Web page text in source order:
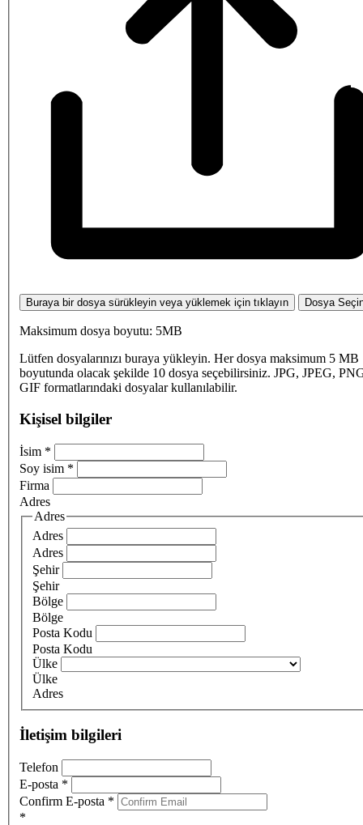
Buraya bir dosya sürükleyin veya yüklemek için tıklayın Dosya
Maksimum dosya boyutu: 5MB
Lütfen dosyalarınızı buraya yükleyin. Her dosya maksimum 5 MB
boyutunda olacak şekilde 10 dosya seçebilirsiniz. JPG, JPEG,
GIF formatlarındaki dosyalar kullanılabilir.
Kişisel bilgiler
İsim *
Soy isim *
Firma
Adres
Adres
Adres
Adres
Şehir
Şehir
Bölge
Bölge
Posta Kodu
Posta Kodu
Ülke
Ülke
Adres
İletişim bilgileri
Telefon
E-posta *
Confirm E-posta *
*